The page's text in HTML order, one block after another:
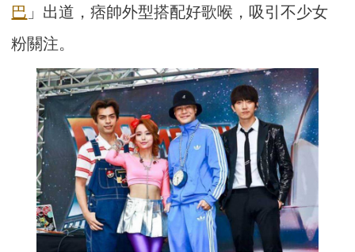
巴 」出道，痞帥外型搭配好歌喉，吸引不少女
粉關注。